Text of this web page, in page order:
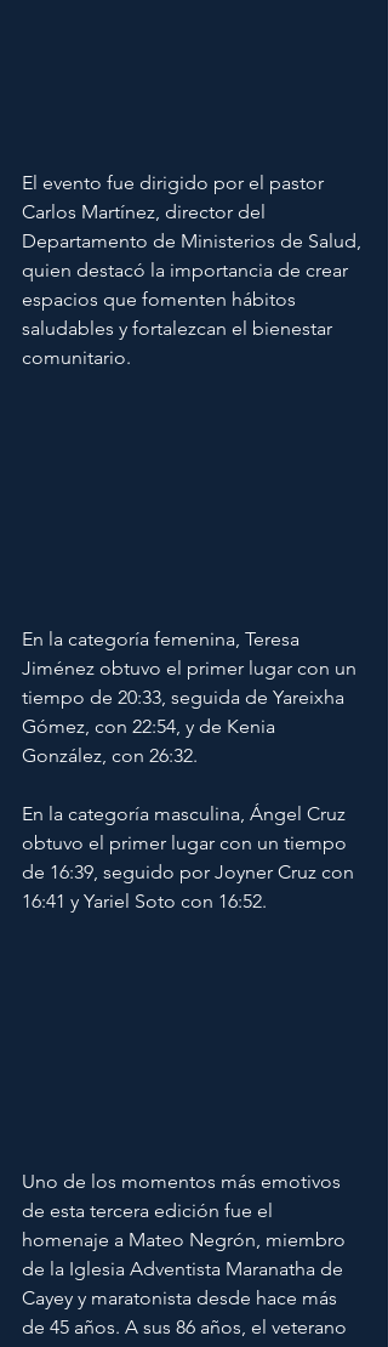
El evento fue dirigido por el pastor
Carlos Martínez, director del
Departamento de Ministerios de Salud,
quien destacó la importancia de crear
espacios que fomenten hábitos
saludables y fortalezcan el bienestar
comunitario.
En la categoría femenina, Teresa
Jiménez obtuvo el primer lugar con un
tiempo de 20:33, seguida de Yareixha
Gómez, con 22:54, y de Kenia
González, con 26:32.
En la categoría masculina, Ángel Cruz
obtuvo el primer lugar con un tiempo
de 16:39, seguido por Joyner Cruz con
16:41 y Yariel Soto con 16:52.
Uno de los momentos más emotivos
de esta tercera edición fue el
homenaje a Mateo Negrón, miembro
de la Iglesia Adventista Maranatha de
Cayey y maratonista desde hace más
de 45 años. A sus 86 años, el veterano